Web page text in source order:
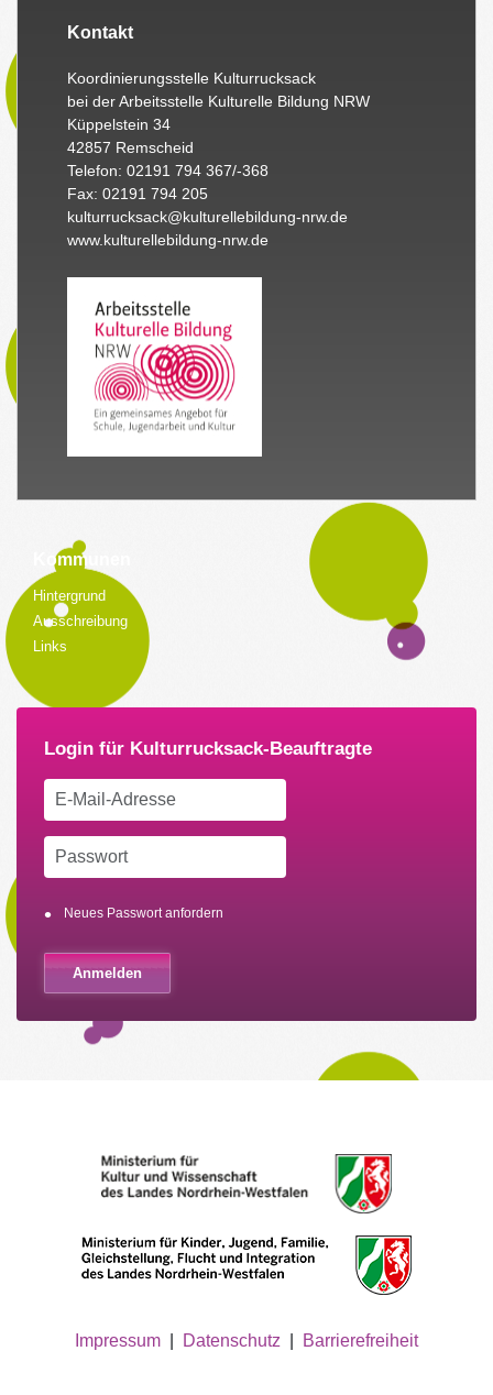
Kontakt
Koordinierungsstelle Kulturrucksack
bei der Arbeitsstelle Kulturelle Bildung NRW
Küppelstein 34
42857 Remscheid
Telefon: 02191 794 367/-368
Fax: 02191 794 205
kulturrucksack@kulturellebildung-nrw.de
www.kulturellebildung-nrw.de
Kommunen
Hintergrund
Ausschreibung
Links
Neues Passwort anfordern
Impressum Datenschutz Barrierefreiheit